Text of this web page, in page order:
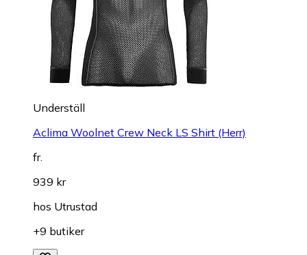
Underställ
Aclima Woolnet Crew Neck LS Shirt (Herr)
fr.
939 kr
hos Utrustad
+9 butiker